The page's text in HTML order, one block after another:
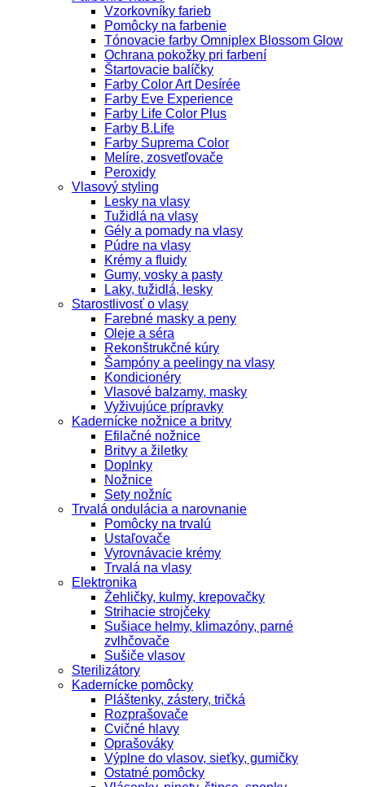
Vzorkovníky farieb
Pomôcky na farbenie
Tónovacie farby Omniplex Blossom Glow
Ochrana pokožky pri farbení
Štartovacie balíčky
Farby Color Art Desírée
Farby Eve Experience
Farby Life Color Plus
Farby B.Life
Farby Suprema Color
Melíre, zosvetľovače
Peroxidy
Vlasový styling
Lesky na vlasy
Tužidlá na vlasy
Gély a pomady na vlasy
Púdre na vlasy
Krémy a fluidy
Gumy, vosky a pasty
Laky, tužidlá, lesky
Starostlivosť o vlasy
Farebné masky a peny
Oleje a séra
Rekonštrukčné kúry
Šampóny a peelingy na vlasy
Kondicionéry
Vlasové balzamy, masky
Vyživujúce prípravky
Kadernícke nožnice a britvy
Efilačné nožnice
Britvy a žiletky
Doplnky
Nožnice
Sety nožníc
Trvalá ondulácia a narovnanie
Pomôcky na trvalú
Ustaľovače
Vyrovnávacie krémy
Trvalá na vlasy
Elektronika
Žehličky, kulmy, krepovačky
Strihacie strojčeky
Sušiace helmy, klimazóny, parné
zvlhčovače
Sušiče vlasov
Sterilizátory
Kadernícke pomôcky
Pláštenky, zástery, tričká
Rozprašovače
Cvičné hlavy
Oprašováky
Výplne do vlasov, sieťky, gumičky
Ostatné pomôcky